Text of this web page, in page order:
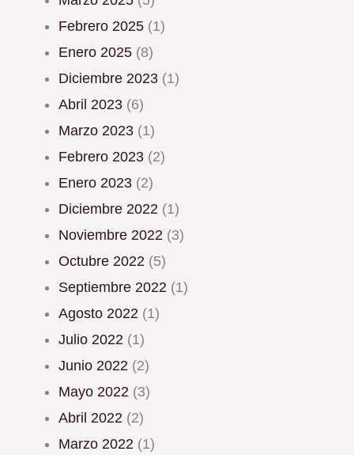
febrero 2025 (1)
enero 2025 (8)
diciembre 2023 (1)
abril 2023 (6)
marzo 2023 (1)
febrero 2023 (2)
enero 2023 (2)
diciembre 2022 (1)
noviembre 2022 (3)
octubre 2022 (5)
septiembre 2022 (1)
agosto 2022 (1)
julio 2022 (1)
junio 2022 (2)
mayo 2022 (3)
abril 2022 (2)
marzo 2022 (1)